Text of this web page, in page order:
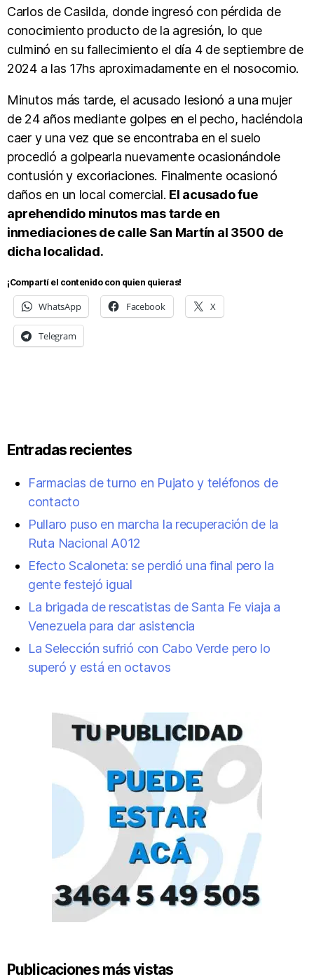
Carlos de Casilda, donde ingresó con pérdida de
conocimiento producto de la agresión, lo que
culminó en su fallecimiento el día 4 de septiembre de
2024 a las 17hs aproximadamente en el nosocomio.
Minutos más tarde, el acusado lesionó a una mujer
de 24 años mediante golpes en el pecho, haciéndola
caer y una vez que se encontraba en el suelo
procedió a golpearla nuevamente ocasionándole
contusión y excoriaciones. Finalmente ocasionó
daños en un local comercial. El acusado fue
aprehendido minutos mas tarde en
inmediaciones de calle San Martín al 3500 de
dicha localidad.
¡Compartí el contenido con quien quieras!
WhatsApp Facebook X
Telegram
Entradas recientes
Farmacias de turno en Pujato y teléfonos de
contacto
Pullaro puso en marcha la recuperación de la
Ruta Nacional A012
Efecto Scaloneta: se perdió una final pero la
gente festejó igual
La brigada de rescatistas de Santa Fe viaja a
Venezuela para dar asistencia
La Selección sufrió con Cabo Verde pero lo
superó y está en octavos
Publicaciones más vistas